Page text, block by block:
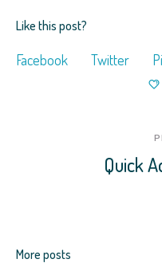
Like this post?
Facebook Twitter
Quick
More posts